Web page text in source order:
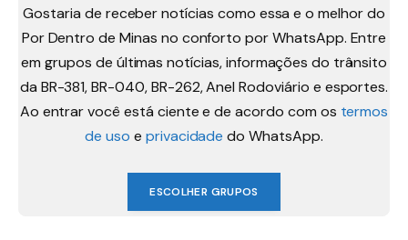
Gostaria de receber notícias como essa e o melhor do
Por Dentro de Minas no conforto por WhatsApp. Entre
em grupos de últimas notícias, informações do trânsito
da BR-381, BR-040, BR-262, Anel Rodoviário e esportes.
Ao entrar você está ciente e de acordo com os termos
de uso e privacidade do WhatsApp.
ESCOLHER GRUPOS